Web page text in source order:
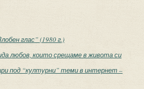
глас” (1980 г.)
любов, които срещаме в живота си
под “културни” теми в интернет –